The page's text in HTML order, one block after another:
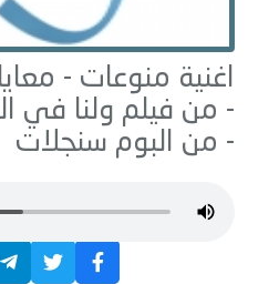
اغنية منوعات -
- من فيلم ولنا في
- من البوم سنجلات